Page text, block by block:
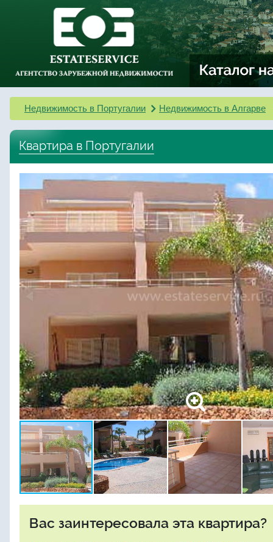
Недвижимость в Португалии Недвижимость в Алгарве
Квартира в Португалии
Вас заинтересовала эта квартира?